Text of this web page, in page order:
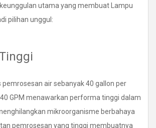
utama yang membuat Lampu
pilihan unggul:
pemrosesan air sebanyak 40 gallon per
GPM menawarkan performa tinggi dalam
mikroorganisme berbahaya
pemrosesan yang tinggi membuatnya